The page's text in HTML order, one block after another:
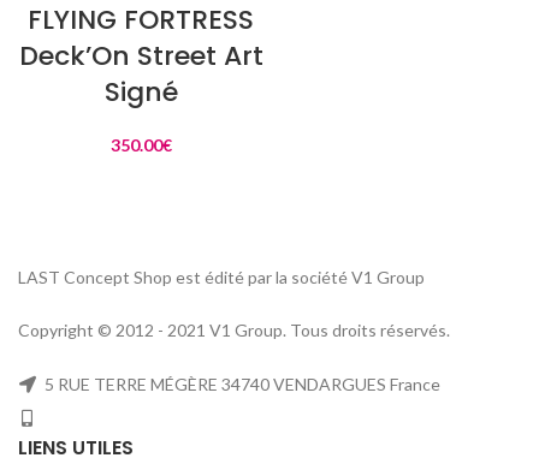
FLYING FORTRESS
Deck’On Street Art
Signé
350.00€
LAST Concept Shop est édité par la société V1 Group
Copyright © 2012 - 2021 V1 Group. Tous droits réservés.
5 RUE TERRE MÉGÈRE 34740 VENDARGUES France
LIENS UTILES